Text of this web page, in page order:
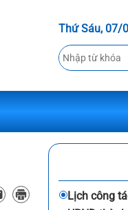
Thứ Sáu, 07/
Lịch công